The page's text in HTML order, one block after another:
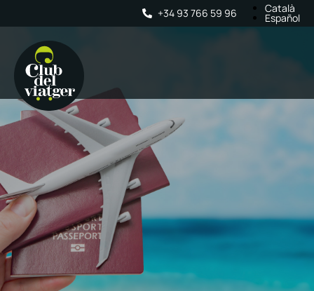
+34 93 766 59 96 Català
Español